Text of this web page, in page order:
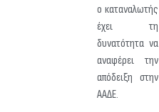
ο καταναλωτής
έχει τη
δυνατότητα να
αναφέρει την
απόδειξη στην
ΑΑΔΕ.